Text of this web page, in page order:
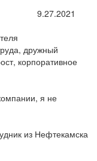
9.27.2021
дружный
корпоративное
я не
из Нефтекамска